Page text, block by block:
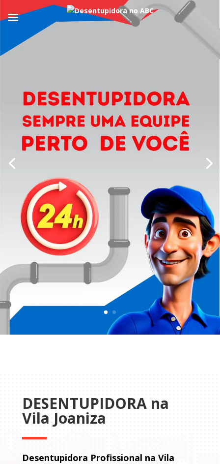
DESENTUPIDORA na
Vila Joaniza
Desentupidora Profissional na Vila